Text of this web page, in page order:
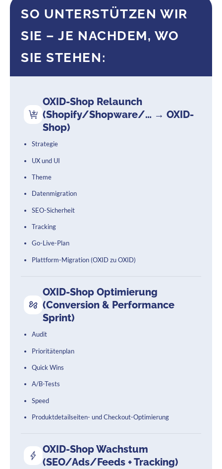
SO UNTERSTÜTZEN WIR
SIE – JE NACHDEM, WO
SIE STEHEN:
OXID-Shop Relaunch
(Shopify/Shopware/… → OXID-
Shop)
Strategie
UX und UI
Theme
Datenmigration
SEO-Sicherheit
Tracking
Go-Live-Plan
Plattform-Migration (OXID zu OXID)
OXID-Shop Optimierung
(Conversion & Performance
Sprint)
Audit
Prioritätenplan
Quick Wins
A/B-Tests
Speed
Produktdetailseiten- und Checkout-Optimierung
OXID-Shop Wachstum
(SEO/Ads/Feeds + Tracking)